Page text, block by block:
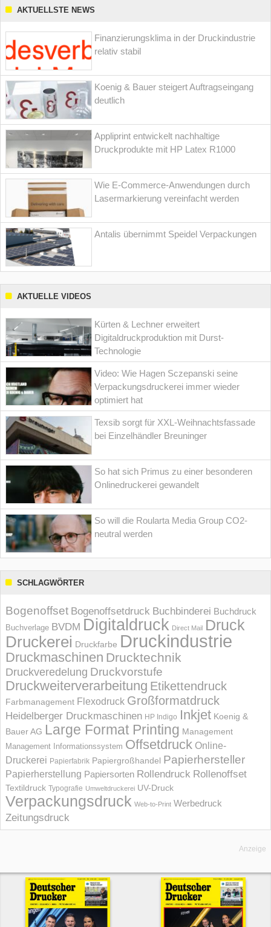
AKTUELLSTE NEWS
Finanzierungsklima in der Druckindustrie
relativ stabil
Koenig & Bauer steigert Auftragseingang
deutlich
Appliprint entwickelt nachhaltige
Druckprodukte mit HP Latex R1000
Wie E-Commerce-Anwendungen durch
Lasermarkierung vereinfacht werden
Antalis übernimmt Speidel Verpackungen
AKTUELLE VIDEOS
Kürten & Lechner erweitert
Digitaldruckproduktion mit Durst-
Technologie
Video: Wie Hagen Sczepanski seine
Verpackungsdruckerei immer wieder
optimiert hat
Texsib sorgt für XXL-Weihnachtsfassade
bei Einzelhändler Breuninger
So hat sich Primus zu einer besonderen
Onlinedruckerei gewandelt
So will die Roularta Media Group CO2-
neutral werden
SCHLAGWÖRTER
Bogenoffset Bogenoffsetdruck Buchbinderei Buchdruck
Buchverlage BVDM Digitaldruck Direct Mail Druck
Druckerei Druckfarbe Druckindustrie
Druckmaschinen Drucktechnik
Druckveredelung Druckvorstufe
Druckweiterverarbeitung Etikettendruck
Farbmanagement Flexodruck Großformatdruck
Heidelberger Druckmaschinen HP Indigo Inkjet Koenig &
Bauer AG Large Format Printing Management
Management Informations­system Offsetdruck Online-
Druckerei Papierfabrik Papiergroßhandel Papierhersteller
Papierherstellung Papiersorten Rollendruck Rollenoffset
Textildruck Typografie Umweltdruckerei UV-Druck
Verpackungsdruck Web-to-Print Werbedruck
Zeitungsdruck
Anzeige